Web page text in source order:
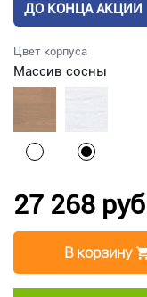
ДО КОНЦА АКЦИИ
Цвет корпуса
Массив сосны
27 268
В корзину